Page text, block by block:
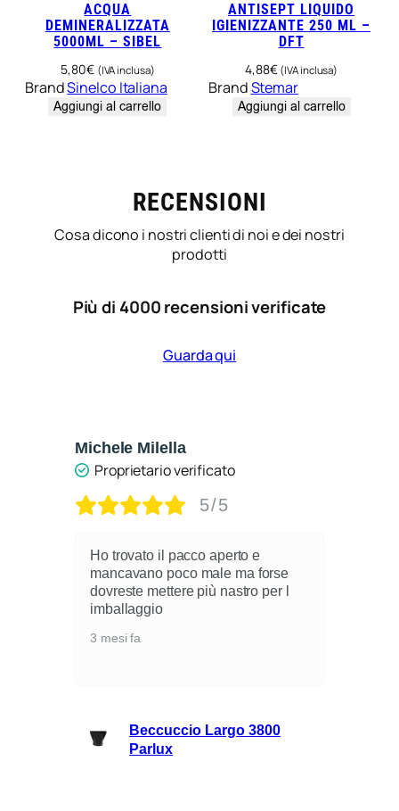
ACQUA
DEMINERALIZZATA
5000ML – SIBEL
5,80€ (IVA inclusa)
BrandSinelco Italiana
Aggiungi al carrello
ANTISEPT LIQUIDO
IGIENIZZANTE 250 ML –
DFT
4,88€ (IVA inclusa)
BrandStemar
Aggiungi al carrello
RECENSIONI
Cosa dicono i nostri clienti di noi e dei nostri
prodotti
Più di 4000 recensioni verificate
Guarda qui
Michele Milella
Proprietario verificato
5/5
Ho trovato il pacco aperto e
mancavano poco male ma forse
dovreste mettere più nastro per l
imballaggio
3 mesi fa
Beccuccio Largo 3800
Parlux